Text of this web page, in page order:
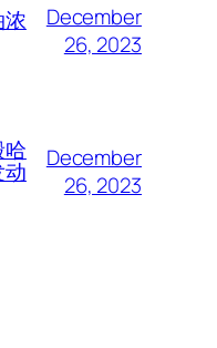
December
26, 2023
December
26, 2023